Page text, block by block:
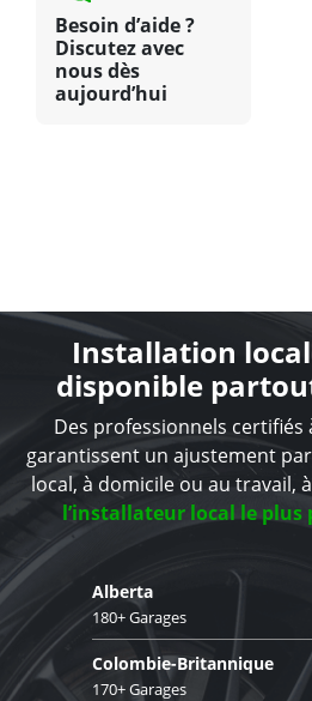
Besoin d’aide ?
Discutez avec
nous dès
aujourd’hui
Installation
disponible
Des professionnels certifiés
garantissent un ajustement
local, à domicile ou au travail,
l’installateur local le plus
Alberta
180+ Garages
Colombie-Britannique
170+ Garages